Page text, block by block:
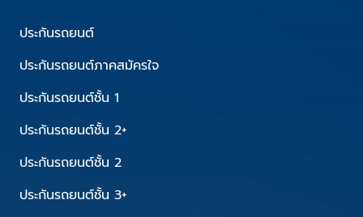
ประกันรถยนต์
ประกันรถยนต์ภาคสมัครใจ
ประกันรถยนต์ชั้น 1
ประกันรถยนต์ชั้น 2+
ประกันรถยนต์ชั้น 2
ประกันรถยนต์ชั้น 3+